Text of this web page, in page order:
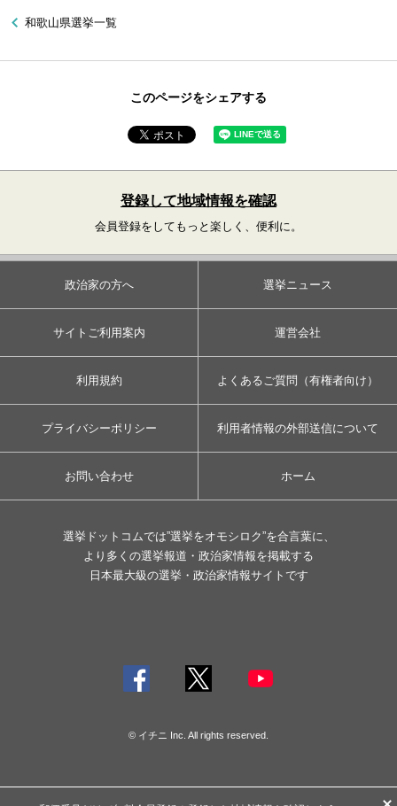
和歌山県選挙一覧
このページをシェアする
登録して地域情報を確認
会員登録をしてもっと楽しく、便利に。
政治家の方へ 選挙ニュース
サイトご利用案内 運営会社
利用規約 よくあるご質問（有権者向け）
プライバシーポリシー 利用者情報の外部送信について
お問い合わせ ホーム
選挙ドットコムでは”選挙をオモシロク”を合言葉に、
より多くの選挙報道・政治家情報を掲載する
日本最大級の選挙・政治家情報サイトです
© イチニ Inc. All rights reserved.